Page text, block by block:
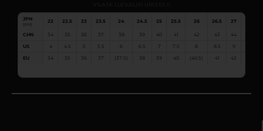
JPN
(cm)
22 22.5 23 23.5 24 24.5 25 25.5 26 26.5 27
CHN 34 35 36 37 38 39 40 41 42 43 44
US
4 4.5 5 5.5 6 6.5 7 7.5 8 8.5 9
EU
34 35 36 37 (37.5) 38 39 40 (40.5) 41 42